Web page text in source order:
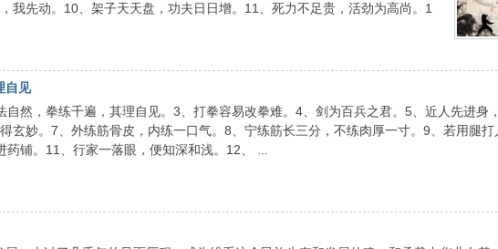
我先动。10、架子天天盘，功夫日日增。11、死力不足贵，活劲为高尚。1
自见
自然，拳练千遍，其理自见。3、打拳容易改拳难。4、剑为百兵之君。5、近人先进身
玄妙。7、外练筋骨皮，内练一口气。8、宁练筋长三分，不练肉厚一寸。9、若用腿打
铺。11、行家一落眼，便知深和浅。12、 ...